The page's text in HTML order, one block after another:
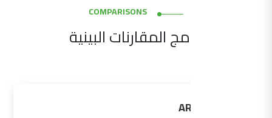
COMPARISONS
برامج المقارنات البينية
ARAMET.L-K5